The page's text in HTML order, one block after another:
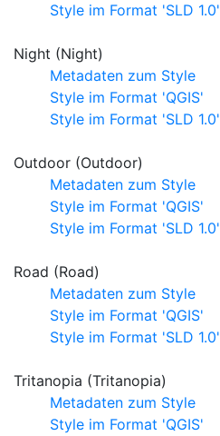
Style im Format 'SLD 1.0'
Night (Night)
Metadaten zum Style
Style im Format 'QGIS'
Style im Format 'SLD 1.0'
Outdoor (Outdoor)
Metadaten zum Style
Style im Format 'QGIS'
Style im Format 'SLD 1.0'
Road (Road)
Metadaten zum Style
Style im Format 'QGIS'
Style im Format 'SLD 1.0'
Tritanopia (Tritanopia)
Metadaten zum Style
Style im Format 'QGIS'